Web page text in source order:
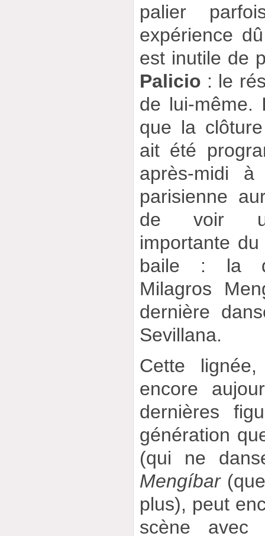
palier
expérience
est inutile de
Palicio : le
de lui-même.
que la
ait été
après-midi
parisienne
de voir
importante
baile : la
Milagros
dernière
Sevillana.
Cette
encore
dernières
génération
(qui ne
Mengíbar(que
plus), peut
scène avec